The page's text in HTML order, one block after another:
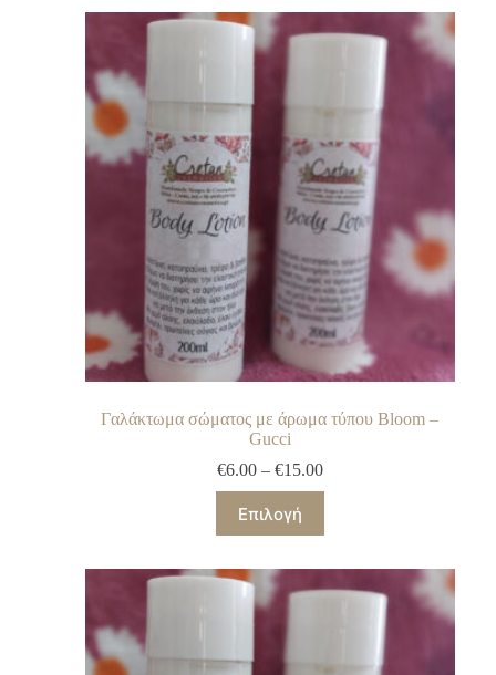
Γαλάκτωμα σώματος με άρωμα τύπου Bloom –
Gucci
€6.00 – €15.00
Επιλογή